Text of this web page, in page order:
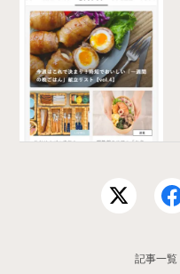
記事一覧